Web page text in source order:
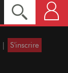
| S'inscrire